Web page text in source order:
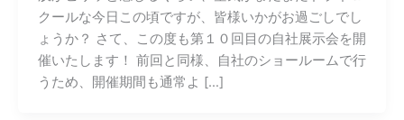
クールな今日この頃ですが、皆様いかがお過ごしでし
ょうか？ さて、この度も第１０回目の自社展示会を開
催いたします！ 前回と同様、自社のショールームで行
うため、開催期間も通常よ […]